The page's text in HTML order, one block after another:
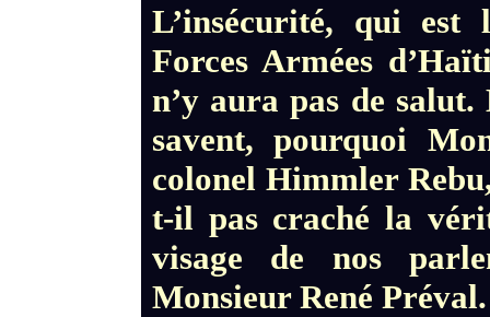
L’insécurité, qui est
Forces Armées
n’y aura pas de
savent, pourquoi
colonel Himmler
t-il pas craché la
visage de nos
Monsieur René